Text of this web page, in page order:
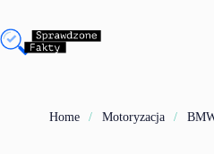
Home Motoryzacja